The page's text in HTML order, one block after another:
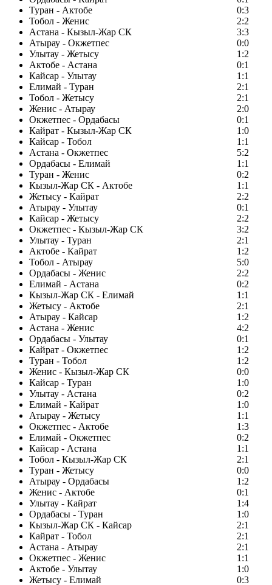
Туран - Актобе
0:3
Тобол - Женис
2:2
Астана - Кызыл-Жар СК
3:3
Атырау - Окжетпес
0:0
Улытау - Жетысу
1:2
Актобе - Астана
0:1
Кайсар - Улытау
1:1
Елимай - Туран
2:1
Тобол - Жетысу
2:1
Женис - Атырау
2:0
Окжетпес - Ордабасы
0:1
Кайрат - Кызыл-Жар СК
1:0
Кайсар - Тобол
1:1
Астана - Окжетпес
5:2
Ордабасы - Елимай
1:1
Туран - Женис
0:2
Кызыл-Жар СК - Актобе
1:1
Жетысу - Кайрат
2:2
Атырау - Улытау
0:1
Кайсар - Жетысу
2:2
Окжетпес - Кызыл-Жар СК
3:2
Улытау - Туран
2:1
Актобе - Кайрат
1:2
Тобол - Атырау
5:0
Ордабасы - Женис
2:2
Елимай - Астана
0:2
Кызыл-Жар СК - Елимай
1:1
Жетысу - Актобе
2:1
Атырау - Кайсар
1:2
Астана - Женис
4:2
Ордабасы - Улытау
0:1
Кайрат - Окжетпес
1:2
Туран - Тобол
1:2
Женис - Кызыл-Жар СК
0:0
Кайсар - Туран
1:0
Улытау - Астана
0:2
Елимай - Кайрат
1:0
Атырау - Жетысу
1:1
Окжетпес - Актобе
1:3
Елимай - Окжетпес
0:2
Кайсар - Астана
1:1
Тобол - Кызыл-Жар СК
2:1
Туран - Жетысу
0:0
Атырау - Ордабасы
1:2
Женис - Актобе
0:1
Улытау - Кайрат
1:4
Ордабасы - Туран
1:0
Кызыл-Жар СК - Кайсар
2:1
Кайрат - Тобол
2:1
Астана - Атырау
2:1
Окжетпес - Женис
1:1
Актобе - Улытау
1:0
Жетысу - Елимай
0:3